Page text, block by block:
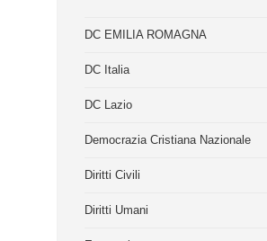
DC EMILIA ROMAGNA
DC Italia
DC Lazio
Democrazia Cristiana Nazionale
Diritti Civili
Diritti Umani